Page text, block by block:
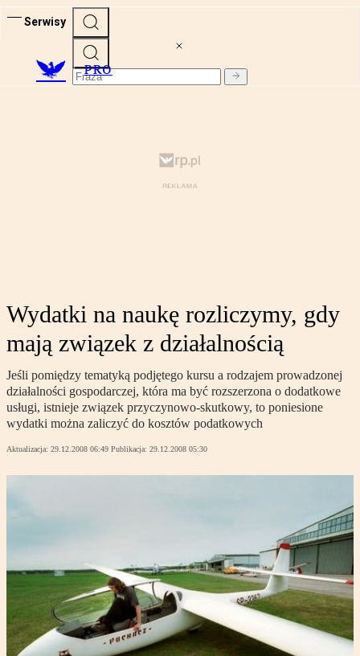
Serwisy
PRO
Wydatki na naukę rozliczymy, gdy
mają związek z działalnością
Jeśli pomiędzy tematyką podjętego kursu a rodzajem prowadzonej
działalności gospodarczej, która ma być rozszerzona o dodatkowe
usługi, istnieje związek przyczynowo-skutkowy, to poniesione
wydatki można zaliczyć do kosztów podatkowych
Aktualizacja: 29.12.2008 06:49 Publikacja: 29.12.2008 05:30